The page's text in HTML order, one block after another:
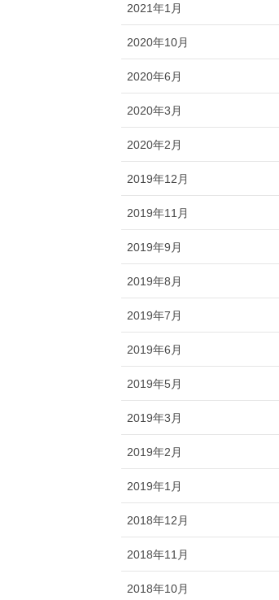
2021年1月
2020年10月
2020年6月
2020年3月
2020年2月
2019年12月
2019年11月
2019年9月
2019年8月
2019年7月
2019年6月
2019年5月
2019年3月
2019年2月
2019年1月
2018年12月
2018年11月
2018年10月